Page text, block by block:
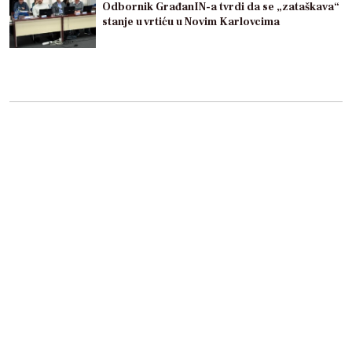
Odbornik GrađanIN-a tvrdi da se „zataškava“
stanje u vrtiću u Novim Karlovcima